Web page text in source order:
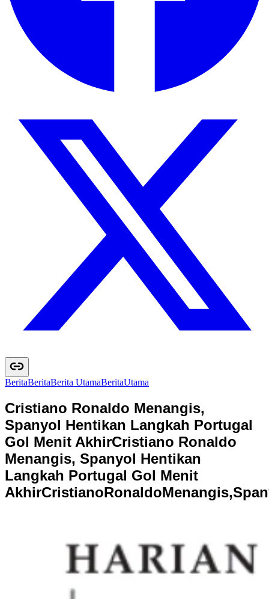
BeritaBeritaBerita UtamaBeritaUtama
Cristiano Ronaldo Menangis,
Spanyol Hentikan Langkah Portugal
Gol Menit AkhirCristiano Ronaldo
Menangis, Spanyol Hentikan
Langkah Portugal Gol Menit
AkhirCristianoRonaldoMenangis,Span